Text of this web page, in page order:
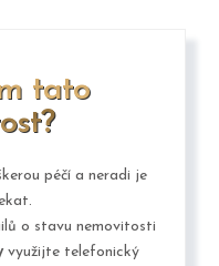
tato
péčí a neradi je
o stavu nemovitosti
využijte telefonický